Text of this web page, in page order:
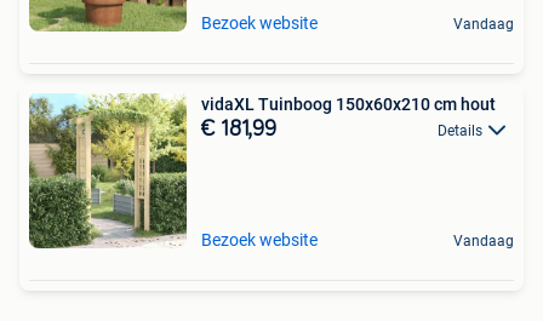
Bezoek website Vandaag
vidaXL Tuinboog 150x60x210 cm hout
€ 181,99 Details
Bezoek website Vandaag